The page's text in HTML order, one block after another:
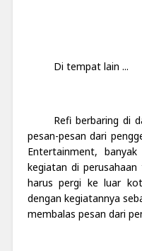
Di tempat lain ...
Refi berbaring di
pesan-pesan dari
Entertainment,
kegiatan di
harus pergi ke luar
dengan kegiatannya
membalas pesan dari